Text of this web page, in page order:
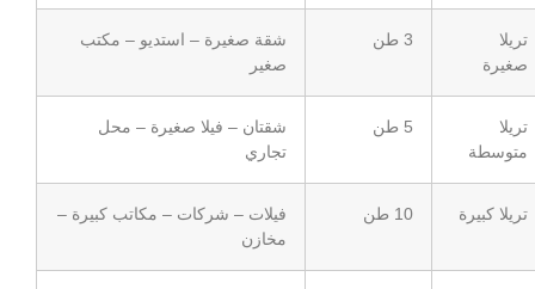
تريلا
صغيرة
3 طن
شقة صغيرة – استديو – مكتب
صغير
تريلا
متوسطة
5 طن
شقتان – فيلا صغيرة – محل
تجاري
تريلا كبيرة 10 طن
فيلات – شركات – مكاتب كبيرة –
مخازن